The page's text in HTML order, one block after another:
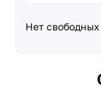
Нет